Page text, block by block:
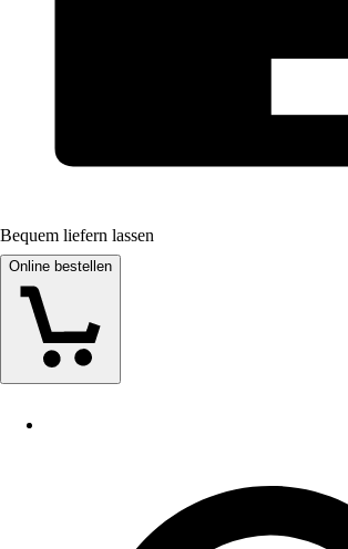
Bequem liefern lassen
Online bestellen